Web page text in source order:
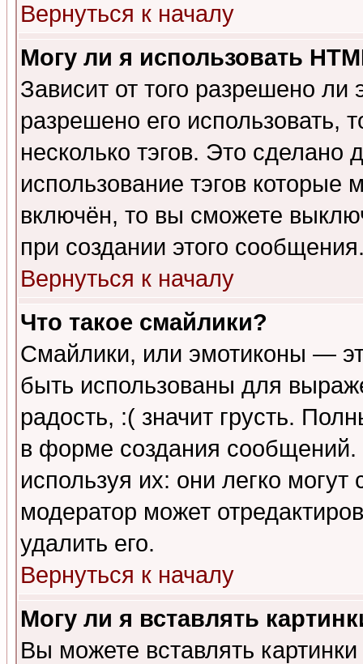
Вернуться к началу
Могу ли я использовать
Зависит от того разрешено
разрешено его использовать,
несколько тэгов. Это сделано
использование тэгов
включён, то вы сможете
при создании этого
Вернуться к началу
Что такое смайлики?
Смайлики, или эмотиконы —
быть использованы для
радость, :( значит грусть.
в форме создания сообщений.
используя их: они легко
модератор может
удалить его.
Вернуться к началу
Могу ли я вставлять
Вы можете вставлять